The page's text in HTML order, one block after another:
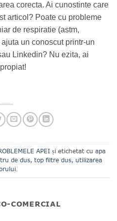
corecta. Ai cunostinte care
articol? Poate cu probleme
de respiratie (astm,
un conoscut printr-un
Linkedin? Nu ezita, ai
APEI și etichetat cu apa
de dus, top filtre dus, utilizarea
.
COMERCIAL